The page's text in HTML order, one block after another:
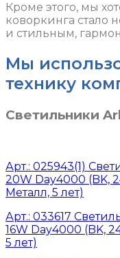
Кроме этого, мы
коворкинга стало
и стильным,
Мы
технику
Светильники
Арт.: 025943(1)
20W Day4000 (BK,
Металл, 5 лет)
Арт.: 033617
16W Day4000 (BK,
5 лет)